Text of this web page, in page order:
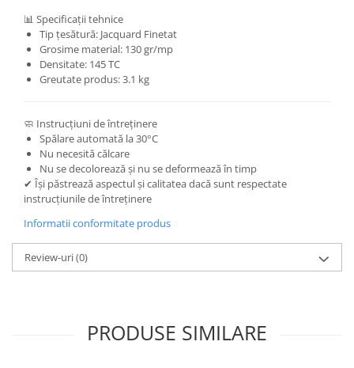
📊 Specificații tehnice
Tip țesătură: Jacquard Finetat
Grosime material: 130 gr/mp
Densitate: 145 TC
Greutate produs: 3.1 kg
🧼 Instrucțiuni de întreținere
Spălare automată la 30°C
Nu necesită călcare
Nu se decolorează și nu se deformează în timp
✔ Își păstrează aspectul și calitatea dacă sunt respectate
instrucțiunile de întreținere
Informatii conformitate produs
Review-uri(0)
PRODUSE SIMILARE